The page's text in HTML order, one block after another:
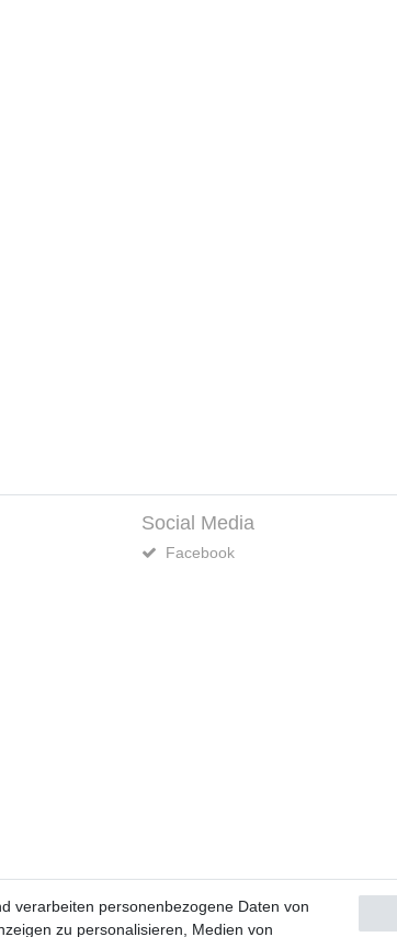
Social Media
Facebook
Impressum Daten­schutz­erklärung AGB
verarbeiten personenbezogene Daten von
zu personalisieren, Medien von